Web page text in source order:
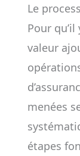
Le
Pour
valeur
menées
étapes